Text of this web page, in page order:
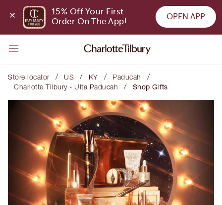
15% Off Your First
Order On The App!
OPEN APP
Store locator / US / KY / Paducah /
Charlotte Tilbury - Ulta Paducah / Shop Gifts